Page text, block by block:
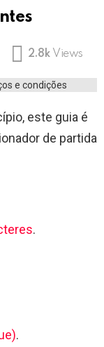
2.8k Views
este guia é
de partida
.
.